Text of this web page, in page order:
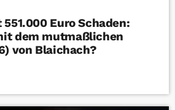
Euro Schaden:
dem mutmaßlichen
von Blaichach?